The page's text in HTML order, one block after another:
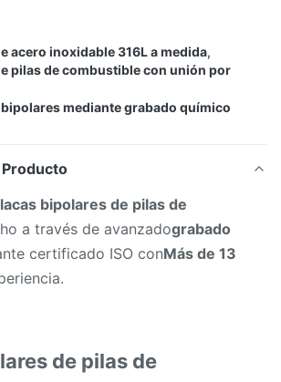
acero inoxidable 316L a medida,
pilas de combustible con unión por
mediante grabado químico
bipolares de pilas de
a través de avanzadograbado
certificado ISO conMás de 13
de pilas de